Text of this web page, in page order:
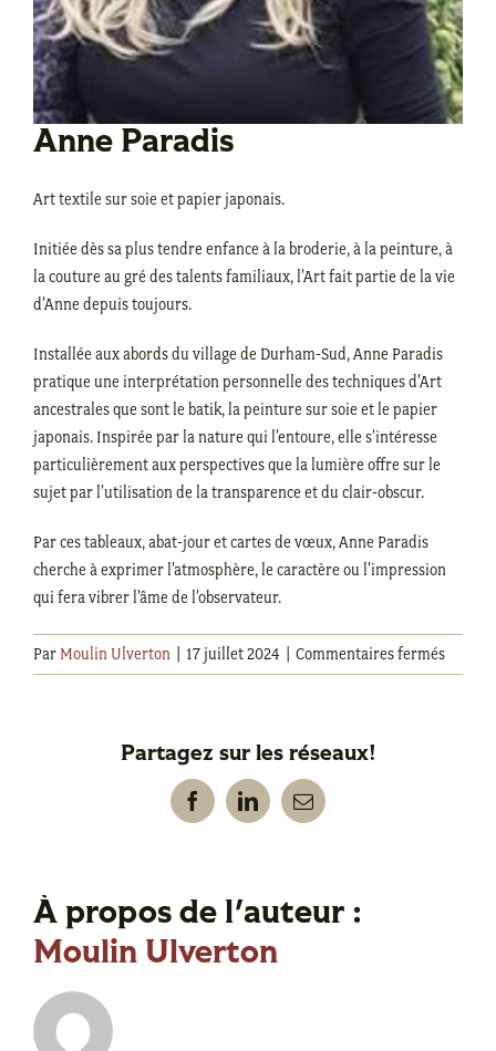
Anne Paradis
Art textile sur soie et papier japonais.
Initiée dès sa plus tendre enfance à la broderie, à la peinture, à
la couture au gré des talents familiaux, l’Art fait partie de la vie
d’Anne depuis toujours.
Installée aux abords du village de Durham-Sud, Anne Paradis
pratique une interprétation personnelle des techniques d’Art
ancestrales que sont le batik, la peinture sur soie et le papier
japonais. Inspirée par la nature qui l’entoure, elle s’intéresse
particulièrement aux perspectives que la lumière offre sur le
sujet par l’utilisation de la transparence et du clair-obscur.
Par ces tableaux, abat-jour et cartes de vœux, Anne Paradis
cherche à exprimer l’atmosphère, le caractère ou l’impression
qui fera vibrer l’âme de l’observateur.
Par Moulin Ulverton 17 juillet 2024 Commentaires ferméssur
Anne
Partagez sur les réseaux!
FacebookLinkedInEmail
À propos de l'auteur :
Moulin Ulverton